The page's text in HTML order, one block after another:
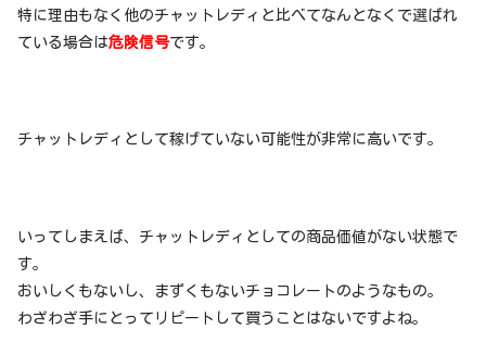
特に理由もなく他のチャットレディと比べてなんとなくで選ばれ
ている場合は危険信号です。
チャットレディとして稼げていない可能性が非常に高いです。
いってしまえば、チャットレディとしての商品価値がない状態で
す。
おいしくもないし、まずくもないチョコレートのようなもの。
わざわざ手にとってリピートして買うことはないですよね。